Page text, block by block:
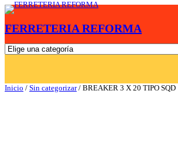
Saltar
contenido
FERRETERIA REFORMA
E
l
e
u
Inicio / Sin categorizar/ BREAKER 3 X 20 TIPO SQD